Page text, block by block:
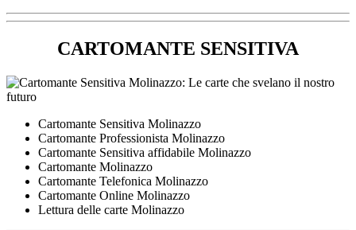
CARTOMANTE SENSITIVA
Cartomante Sensitiva Molinazzo
Cartomante Professionista Molinazzo
Cartomante Sensitiva affidabile Molinazzo
Cartomante Molinazzo
Cartomante Telefonica Molinazzo
Cartomante Online Molinazzo
Lettura delle carte Molinazzo